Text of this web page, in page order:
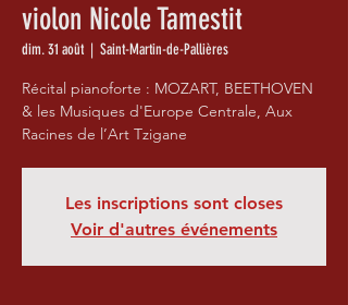
violon Nicole Tamestit
dim. 31 août
  |
Saint-Martin-de-Pallières
Récital pianoforte : MOZART, BEETHOVEN
& les Musiques d'Europe Centrale, Aux
Racines de l’Art Tzigane
Les inscriptions sont closes
Voir d'autres événements